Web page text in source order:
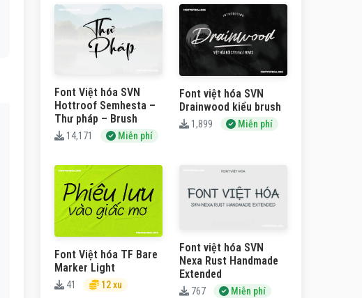
Font Việt hóa SVN
Hottroof Semhesta –
Thư pháp – Brush
14,171 Miễn phí
Font việt hóa SVN
Drainwood kiểu brush
1,899 Miễn phí
Font Việt hóa TF Bare
Marker Light
41 12 xu
Font việt hóa SVN
Nexa Rust Handmade
Extended
767 Miễn phí